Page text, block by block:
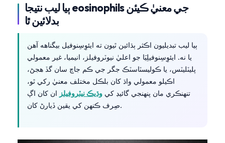
ٻيا ليب نتيجا eosinophils جي معنيٰ ڪيئن
بدلائين ٿا
ٻيا ليب تبديليون اڪثر ٻڌائين ٿيون ته ايئوِسِنوفيل بيگناهه آهن
يا نه. ايئوِسِنوفيلِيَا جو اعليٰ نيوٽروفيلز، انيميا، غير معمولي
پليٽليٽس، يا ڪوليسٽاسٽڪ جگر جي ڪم جاچ سان گڏ هجڻ،
اڪيلو معمولي واڌ کان بلڪل مختلف معنيٰ رکي ٿو،
تنهنڪري مان پنهنجي گائيڊ کي وڌيڪ نيٽروفيلز ان کان اڳ
صِرف ڪنهن کي يقين ڏيارڻ کان.
বাংলা
اردو
मराठी
తెలుగు
ગુજરાતી